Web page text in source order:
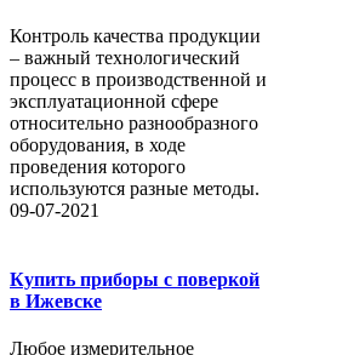
Контроль качества продукции
– важный технологический
процесс в производственной и
эксплуатационной сфере
относительно разнообразного
оборудования, в ходе
проведения которого
используются разные методы.
09-07-2021
Купить приборы с поверкой
в Ижевске
Любое измерительное